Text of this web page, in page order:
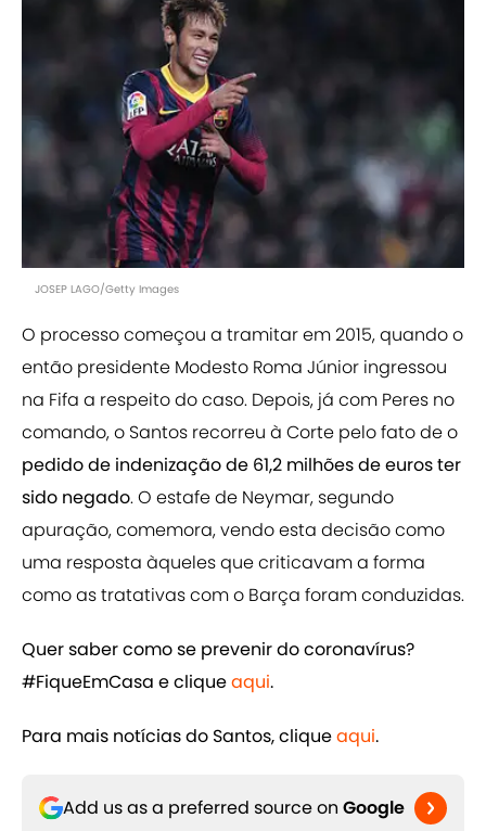
JOSEP LAGO/Getty Images
O processo começou a tramitar em 2015, quando o
então presidente Modesto Roma Júnior ingressou
na Fifa a respeito do caso. Depois, já com Peres no
comando, o Santos recorreu à Corte pelo fato de o
pedido de indenização de 61,2 milhões de euros ter
sido negado. O estafe de Neymar, segundo
apuração, comemora, vendo esta decisão como
uma resposta àqueles que criticavam a forma
como as tratativas com o Barça foram conduzidas.
Quer saber como se prevenir do coronavírus?
#FiqueEmCasa e cliqueaqui.
Para mais notícias do Santos, cliqueaqui.
Add us as a preferred source on Google